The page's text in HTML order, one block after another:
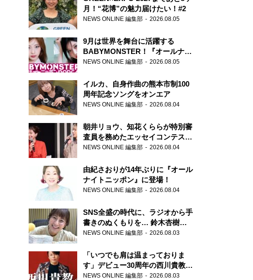
月！“花博”の魅力届けたい！#2
NEWS ONLINE 編集部 2026.08.05
9月は世界を舞台に活躍する
BABYMONSTER！『オールナイ
トニッポンPODCAST』月替わり
NEWS ONLINE 編集部 2026.08.05
イルカ、自身作曲の熊本市制100
周年記念ソングをオンエア
NEWS ONLINE 編集部 2026.08.04
朝井リョウ、知花くららが特別審
査員を務めたエッセイコンテスト
の特別番組「#いまあなたに伝え
NEWS ONLINE 編集部 2026.08.04
由紀さおりが14年ぶりに『オール
ナイトニッポン』に登場！
NEWS ONLINE 編集部 2026.08.04
SNS全盛の時代に、ラジオから手
書きのぬくもりを… 鈴木杏樹の
直筆はがきが届く！
郵便局
NEWS ONLINE 編集部 2026.08.03
「いつでも肩は温まっておりま
す」デビュー30周年の西川貴教が
『オールナイトニッポン』に登
NEWS ONLINE 編集部 2026.08.03